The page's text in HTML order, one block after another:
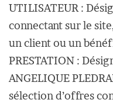
UTILISATEUR :
connectant sur le
un client ou un
PRESTATION :
ANGELIQUE
sélection d’offres